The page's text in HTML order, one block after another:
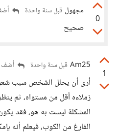
0
مجهول قبل سنة واحدة
صحيح
1
Am25 قبل سنة واحدة أضف
أرى أن يحلل الشخص سبب
زملاءه أقل من مستواه، ثم
المشكلة ليست به هو، فقد
الفارغ من الكوب، فيعلم أنه